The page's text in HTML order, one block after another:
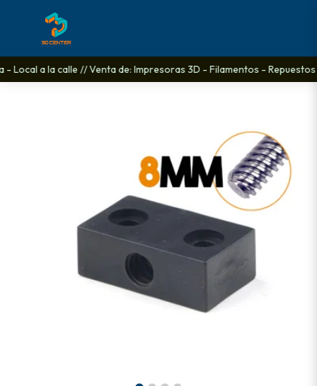
a la calle // Venta de: Impresoras 3D - Filamentos - Repuestos